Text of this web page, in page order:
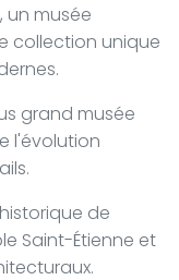
un musée
collection unique
grand musée
l'évolution
de
Saint-Étienne et